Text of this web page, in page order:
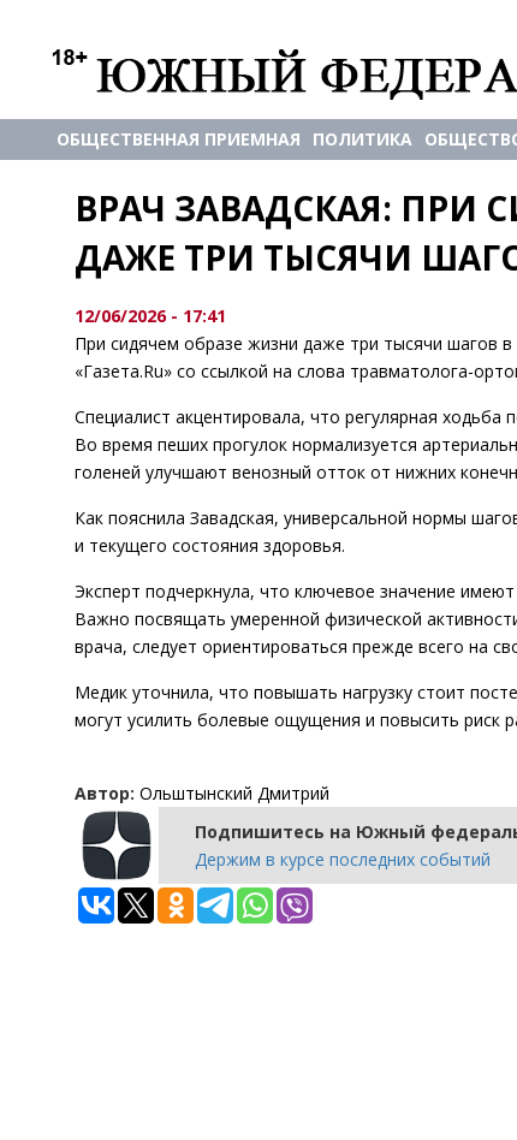
ОБЩЕСТВЕННАЯ ПРИЕМНАЯ ПОЛИТИКА
ВРАЧ ЗАВАДСКАЯ: ПРИ
ДАЖЕ ТРИ ТЫСЯЧИ
12/06/2026 - 17:41
При сидячем образе жизни даже три тысячи шагов
«Газета.Ru» со ссылкой на слова травматолога-
Специалист акцентировала, что регулярная
Во время пеших прогулок нормализуется
голеней улучшают венозный отток от нижних
Как пояснила Завадская, универсальной нормы
и текущего состояния здоровья.
Эксперт подчеркнула, что ключевое значение
Важно посвящать умеренной физической
врача, следует ориентироваться прежде всего на
Медик уточнила, что повышать нагрузку стоит
могут усилить болевые ощущения и повысить риск
Автор: Ольштынский Дмитрий
Подпишитесь на Южный
Держим в курсе последних событий